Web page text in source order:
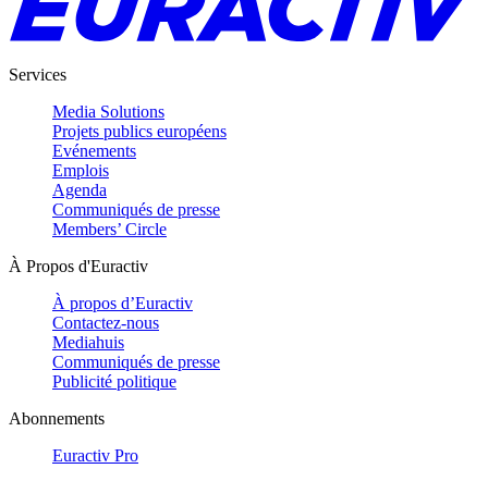
Services
Media Solutions
Projets publics européens
Evénements
Emplois
Agenda
Communiqués de presse
Members’ Circle
À Propos d'Euractiv
À propos d’Euractiv
Contactez-nous
Mediahuis
Communiqués de presse
Publicité politique
Abonnements
Euractiv Pro